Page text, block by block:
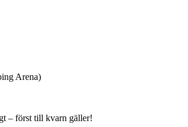
Arena)
– först till kvarn gäller!